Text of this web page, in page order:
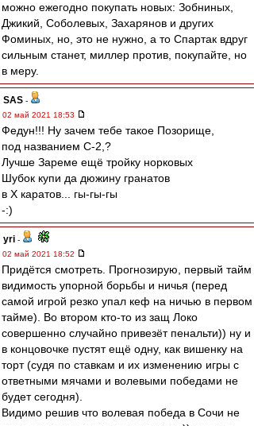
можно ежегодно покупать новых: Зобниных,
Джикий, Соболевых, Захарянов и других
Фоминых, но, это не нужно, а то Спартак вдруг
сильным станет, миллер против, покупайте, но
в меру.
SAS -
02 май 2021 18:53
Федун!!! Ну зачем тебе такое Позорище,
под названием С-2,?
Лучше Зареме ещё тройку норковых
Шубок купи да дюжину гранатов
в Х каратов... гы-гы-гы
-:)
yri -
02 май 2021 18:52
Придётся смотреть. Прогнозирую, первый тайм
видимость упорной борьбы и ничья (перед
самой игрой резко упал кеф на ничью в первом
тайме). Во втором кто-то из защ Локо
совершенно случайно привезёт пенальти)) ну и
в концовочке пустят ещё одну, как вишенку на
торт (судя по ставкам и их изменению игры с
ответными мячами и волевыми победами не
будет сегодня).
Видимо решив что волевая победа в Сочи не